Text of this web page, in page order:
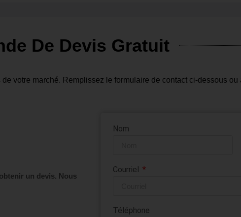
De Devis Gratuit
votre marché. Remplissez le formulaire de contact ci-dessous
un devis. Nous
Nom
Courriel
Téléphone